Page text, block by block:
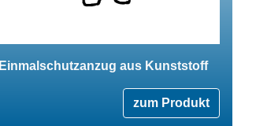
Einmalschutzanzug aus Kunststoff
zum Produkt